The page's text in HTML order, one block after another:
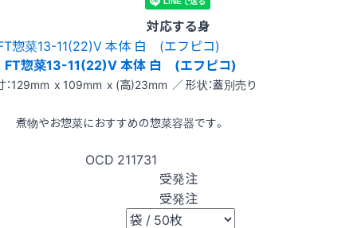
対応する身
FT惣菜13-11(22)V 本体 白 (エフピコ)
：129mm x 109mm x (高)23mm ／ 形状：蓋別売り
煮物やお惣菜におすすめの惣菜容器です。
OCD 211731
受発注
受発注